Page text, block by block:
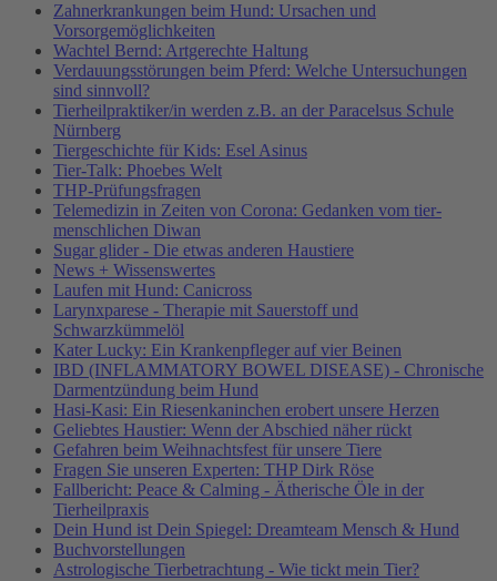
Zahnerkrankungen beim Hund: Ursachen und
Vorsorgemöglichkeiten
Wachtel Bernd: Artgerechte Haltung
Verdauungsstörungen beim Pferd: Welche Untersuchungen
sind sinnvoll?
Tierheilpraktiker/in werden z.B. an der Paracelsus Schule
Nürnberg
Tiergeschichte für Kids: Esel Asinus
Tier-Talk: Phoebes Welt
THP-Prüfungsfragen
Telemedizin in Zeiten von Corona: Gedanken vom tier-
menschlichen Diwan
Sugar glider - Die etwas anderen Haustiere
News + Wissenswertes
Laufen mit Hund: Canicross
Larynxparese - Therapie mit Sauerstoff und
Schwarzkümmelöl
Kater Lucky: Ein Krankenpfleger auf vier Beinen
IBD (INFLAMMATORY BOWEL DISEASE) - Chronische
Darmentzündung beim Hund
Hasi-Kasi: Ein Riesenkaninchen erobert unsere Herzen
Geliebtes Haustier: Wenn der Abschied näher rückt
Gefahren beim Weihnachtsfest für unsere Tiere
Fragen Sie unseren Experten: THP Dirk Röse
Fallbericht: Peace & Calming - Ätherische Öle in der
Tierheilpraxis
Dein Hund ist Dein Spiegel: Dreamteam Mensch & Hund
Buchvorstellungen
Astrologische Tierbetrachtung - Wie tickt mein Tier?